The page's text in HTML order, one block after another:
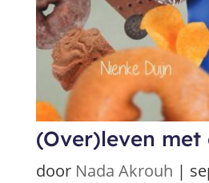
(Over)leven
door Nada Akrouh |